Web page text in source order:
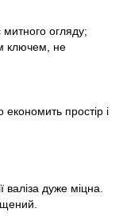
митного огляду;
ключем, не
простір і
валіза дуже міцна.